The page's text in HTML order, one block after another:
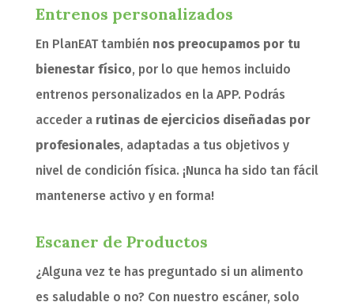
Entrenos personalizados
En PlanEAT también nos preocupamos por tu
bienestar físico, por lo que hemos incluido
entrenos personalizados en la APP. Podrás
acceder a rutinas de ejercicios diseñadas por
profesionales, adaptadas a tus objetivos y
nivel de condición física. ¡Nunca ha sido tan fácil
mantenerse activo y en forma!
Escaner de Productos
¿Alguna vez te has preguntado si un alimento
es saludable o no? Con nuestro escáner, solo